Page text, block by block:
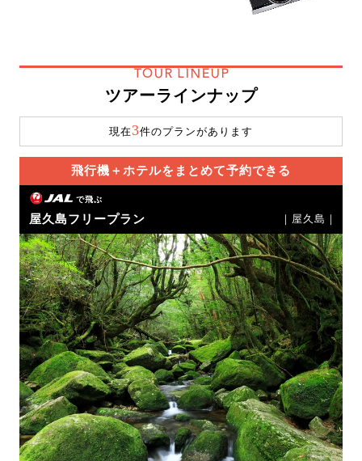
TOUR LINEUP
ツアーラインナップ
現在3件のプランがあります
飛行機＋ホテルをまとめて予約できる
で飛ぶ
屋久島フリープラン ｜屋久島｜